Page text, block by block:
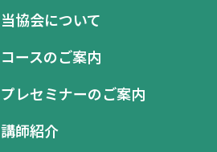
当協会について
コースのご案内
プレセミナーのご案内
講師紹介